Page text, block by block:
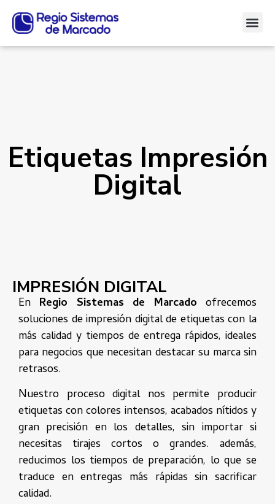
Etiquetas Impresión
Digital
IMPRESIÓN DIGITAL
En Regio Sistemas de Marcado ofrecemos
soluciones de impresión digital de etiquetas con la
más calidad y tiempos de entrega rápidos, ideales
para negocios que necesitan destacar su marca sin
retrasos.
Nuestro proceso digital nos permite producir
etiquetas con colores intensos, acabados nítidos y
gran precisión en los detalles, sin importar si
necesitas tirajes cortos o grandes. además,
reducimos los tiempos de preparación, lo que se
traduce en entregas más rápidas sin sacrificar
calidad.